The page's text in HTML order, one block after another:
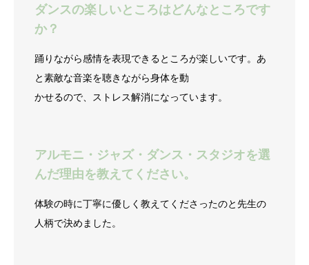
ダンスの楽しいところはどんなところです
か？
踊りながら感情を表現できるところが楽しいです。あ
と素敵な音楽を聴きながら身体を動
かせるので、ストレス解消になっています。
アルモニ・ジャズ・ダンス・スタジオを選
んだ理由を教えてください。
体験の時に丁寧に優しく教えてくださったのと先生の
人柄で決めました。